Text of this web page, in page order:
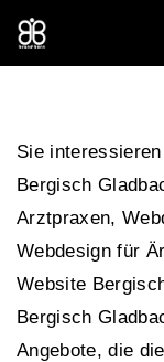
Sie
Bergisch
Arztpraxen,
Webdesign für
Website
Bergisch
Angebote, die